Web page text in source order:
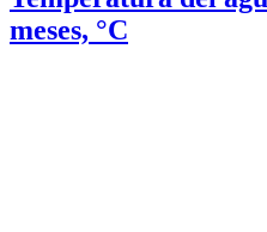
meses, °C